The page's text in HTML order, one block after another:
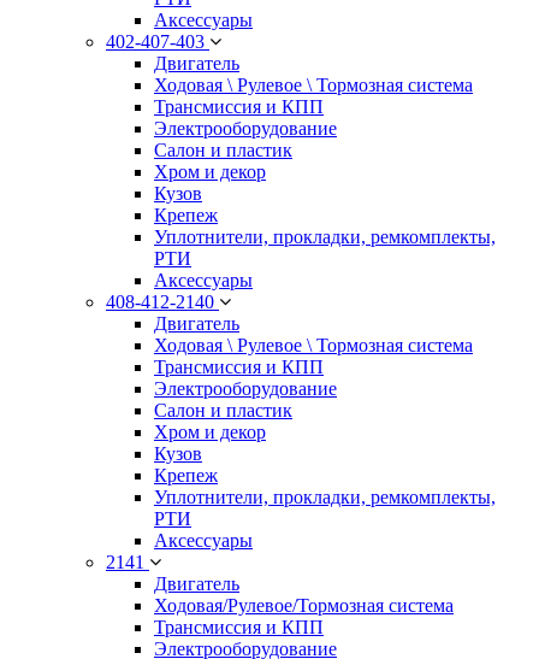
Аксессуары
402-407-403
Двигатель
Ходовая \ Рулевое \ Тормозная система
Трансмиссия и КПП
Электрооборудование
Салон и пластик
Хром и декор
Кузов
Крепеж
Уплотнители, прокладки, ремкомплекты,
РТИ
Аксессуары
408-412-2140
Двигатель
Ходовая \ Рулевое \ Тормозная система
Трансмиссия и КПП
Электрооборудование
Салон и пластик
Хром и декор
Кузов
Крепеж
Уплотнители, прокладки, ремкомплекты,
РТИ
Аксессуары
2141
Двигатель
Ходовая/Рулевое/Тормозная система
Трансмиссия и КПП
Электрооборудование